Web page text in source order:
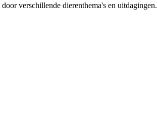
verschillende dierenthema's en uitdagingen.